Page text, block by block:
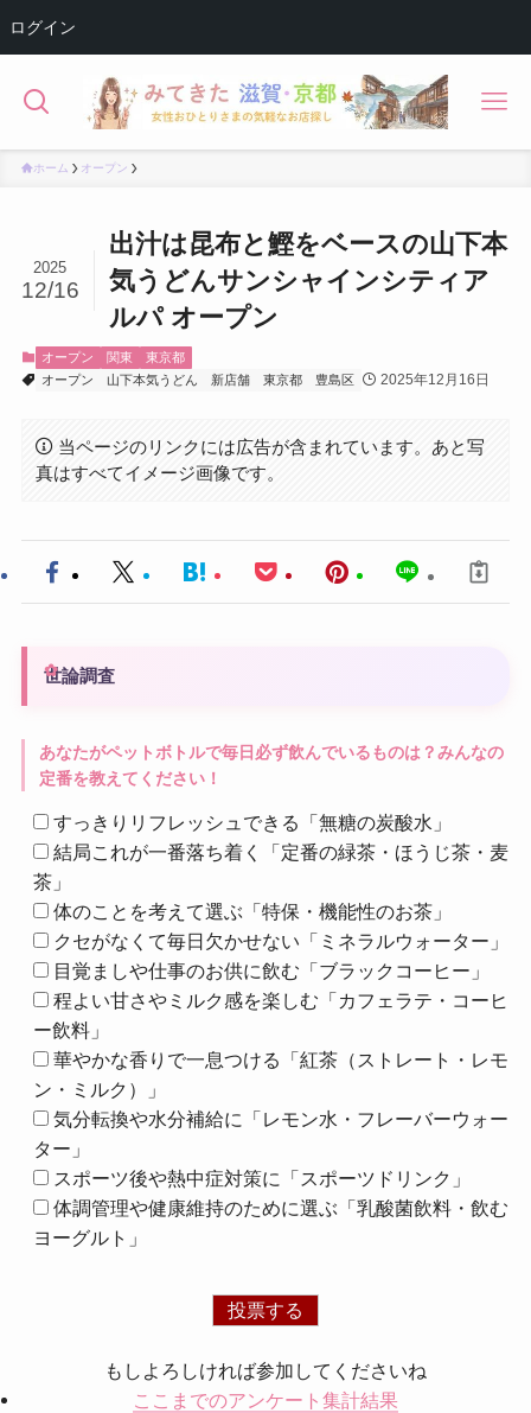
ログイン
ホーム オープン
出汁は昆布と鰹をベースの山下本
気うどんサンシャインシティア
ルパ オープン
2025
12/16
オープン 関東
東京都
オープン
山下本気うどん 新店舗 東京都 豊島区 2025年12月16日
当ページのリンクには広告が含まれています。あと写
真はすべてイメージ画像です。
世論調査
あなたがペットボトルで毎日必ず飲んでいるものは？みんなの
定番を教えてください！
すっきりリフレッシュできる「無糖の炭酸水」
結局これが一番落ち着く「定番の緑茶・ほうじ茶・麦
茶」
体のことを考えて選ぶ「特保・機能性のお茶」
クセがなくて毎日欠かせない「ミネラルウォーター」
目覚ましや仕事のお供に飲む「ブラックコーヒー」
程よい甘さやミルク感を楽しむ「カフェラテ・コーヒ
ー飲料」
華やかな香りで一息つける「紅茶（ストレート・レモ
ン・ミルク）」
気分転換や水分補給に「レモン水・フレーバーウォー
ター」
スポーツ後や熱中症対策に「スポーツドリンク」
体調管理や健康維持のために選ぶ「乳酸菌飲料・飲む
ヨーグルト」
もしよろしければ参加してくださいね
ここまでのアンケート集計結果